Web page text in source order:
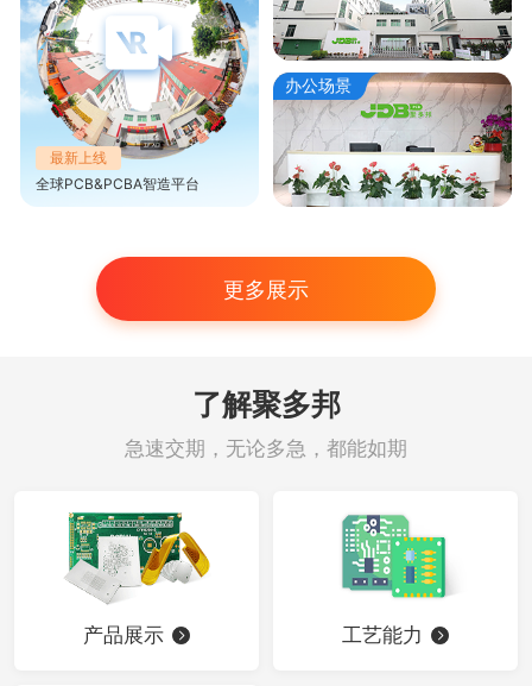
最新上线
全球PCB&PCBA智造平台
办公场景
更多展示
了解聚多邦
急速交期，无论多急，都能如期
产品展示 工艺能力